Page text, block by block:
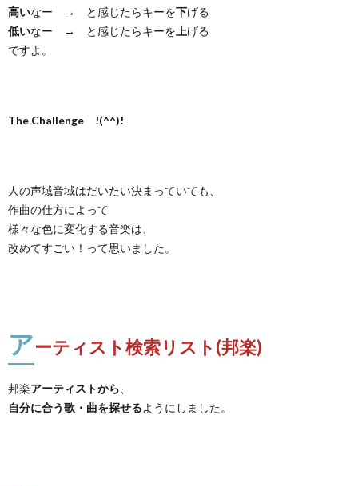
高いなー → と感じたらキーを下げる
低いなー → と感じたらキーを 上げる
ですよ。
The Challenge !(^^)!
人の声域音域はだいたい決まっていても、
作曲の仕方によって
様々な色に変化する音楽は、
改めてすごい！って思いました。
アーティスト検索リスト(邦楽)
邦楽アーティストから
自分に合う歌・曲を探せるようにしました。